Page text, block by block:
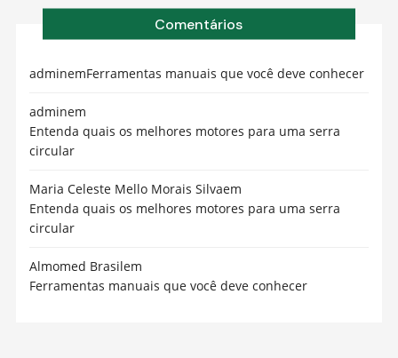
Comentários
adminemFerramentas manuais que você deve conhecer
adminem
Entenda quais os melhores motores para uma serra
circular
Maria Celeste Mello Morais Silvaem
Entenda quais os melhores motores para uma serra
circular
Almomed Brasilem
Ferramentas manuais que você deve conhecer